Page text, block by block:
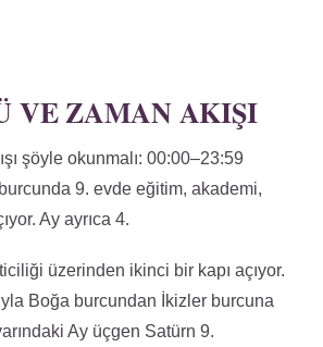
VE ZAMAN AKIŞI
şöyle okunmalı: 00:00–23:59
9. evde eğitim, akademi,
Ay ayrıca 4.
üzerinden ikinci bir kapı açıyor.
Boğa burcundan İkizler burcuna
Ay üçgen Satürn 9.